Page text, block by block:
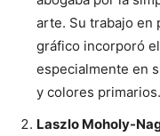
arte. Su trabajo en
gráfico incorporó
especialmente en
y colores primarios.
Laszlo Moholy-